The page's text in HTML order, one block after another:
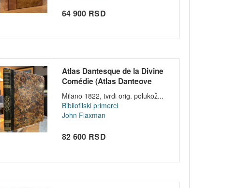
64 900 RSD
Atlas Dantesque de la Divine
Comédie (Atlas Danteove
Božanst...
Milano 1822, tvrdi orig. polukož...
Bibliofilski primerci
John Flaxman
82 600 RSD